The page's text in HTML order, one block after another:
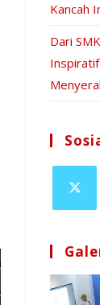
Kancah
Dari